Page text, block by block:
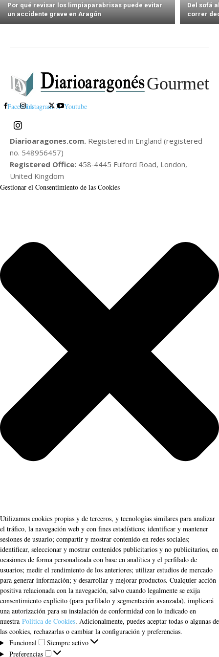
Por qué revisar los limpiaparabrisas puede evitar
un accidente grave en Aragón
Del sofá
correr
Gourmet
FacebookInstagram X Youtube
Diarioaragones.com. Registered in England (registered
no. 548956457)
Registered Office: 458‑4445 Fulford Road, London,
United Kingdom
Gestionar el Consentimiento de las Cookies
Utilizamos cookies propias y de terceros, y tecnologías similares para analizar
el tráfico, la navegación web y con fines estadísticos; identificar y mantener
sesiones de usuario; compartir y mostrar contenido en redes sociales;
identificar, seleccionar y mostrar contenidos publicitarios y no publicitarios, en
ocasiones de forma personalizada con base en analítica y el perfilado de
usuarios; medir el rendimiento de los anteriores; utilizar estudios de mercado
para generar información; y desarrollar y mejorar productos. Cualquier acción
positiva relacionada con la navegación, salvo cuando legalmente se exija
consentimiento explícito (para perfilado y segmentación avanzada), implicará
una autorización para su instalación de conformidad con lo indicado en
nuestra Política de Cookies. Adicionalmente, puedes aceptar todas o algunas de
las cookies, rechazarlas o cambiar la configuración y preferencias.
Funcional
Funcional
Siempre activo
Preferencias
Preferencias